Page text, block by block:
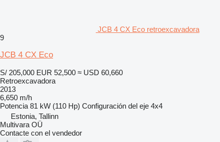
JCB 4 CX Eco retroexcavadora
9
JCB 4 CX Eco
S/ 205,000 EUR 52,500 ≈ USD 60,660
Retroexcavadora
2013
6,650 m/h
Potencia 81 kW (110 Hp) Configuración del eje 4x4
Estonia, Tallinn
Multivara OÜ
Contacte con el vendedor